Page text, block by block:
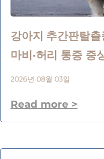
강아지 추간판탈
마비·허리 통증 증
2026년 08월 03일
Read more >